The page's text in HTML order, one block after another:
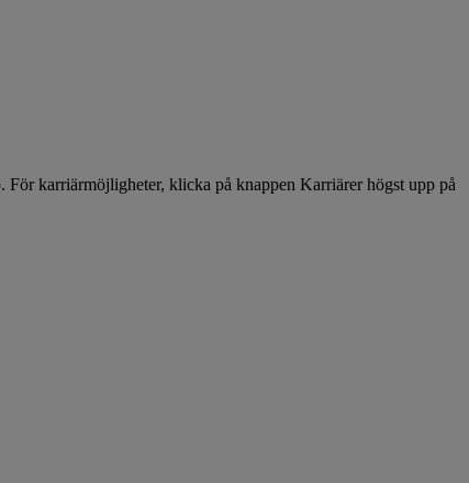
karriärmöjligheter, klicka på knappen Karriärer högst upp på